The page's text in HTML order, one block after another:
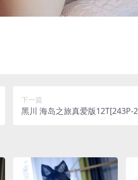
下一篇
黑川 海岛之旅真爱版12T[243P-